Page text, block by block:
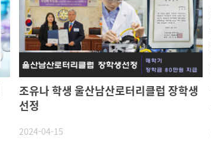
조유나 학생 울산남산로터리클럽 장학생
선정
2024-04-15